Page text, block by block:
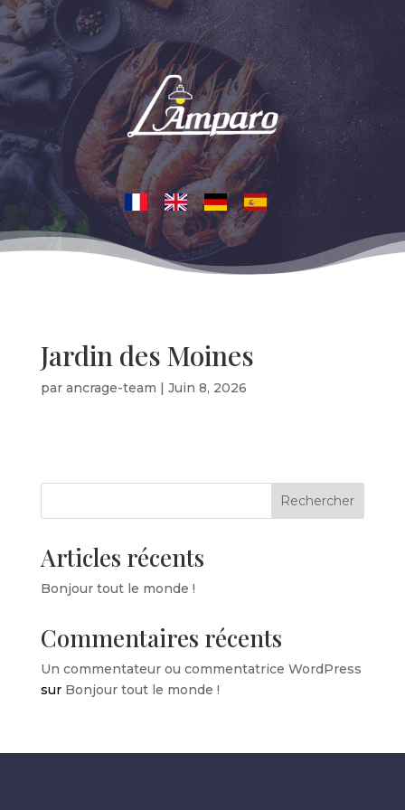
Jardin des Moines
par ancrage-team | Juin 8, 2026
Rechercher
Articles récents
Bonjour tout le monde !
Commentaires récents
Un commentateur ou commentatrice WordPress
sur Bonjour tout le monde !